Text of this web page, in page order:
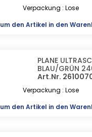
Verpackung : Lose
um den Artikel in den
PLANE
BLAU/GRÜN
Art.Nr.
Verpackung : Lose
um den Artikel in den